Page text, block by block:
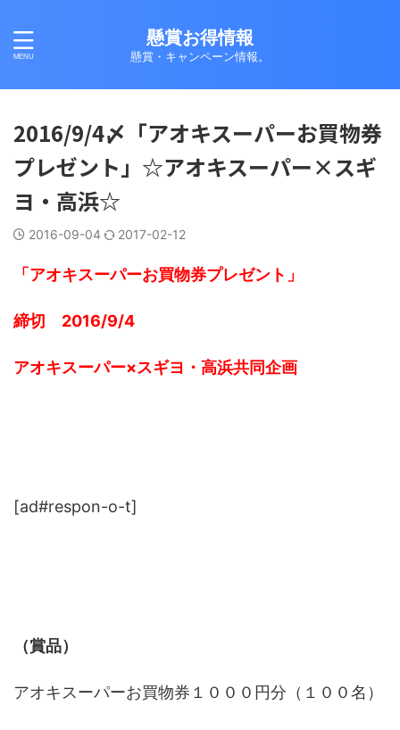
懸賞お得情報
懸賞・キャンペーン情報。
2016/9/4〆「アオキスーパーお買物券
プレゼント」☆アオキスーパー×スギ
ヨ・高浜☆
2016-09-04 2017-02-12
「アオキスーパーお買物券プレゼント」
締切 2016/9/4
アオキスーパー×スギヨ・高浜共同企画
[ad#respon-o-t]
（賞品）
アオキスーパーお買物券１０００円分（１００名）